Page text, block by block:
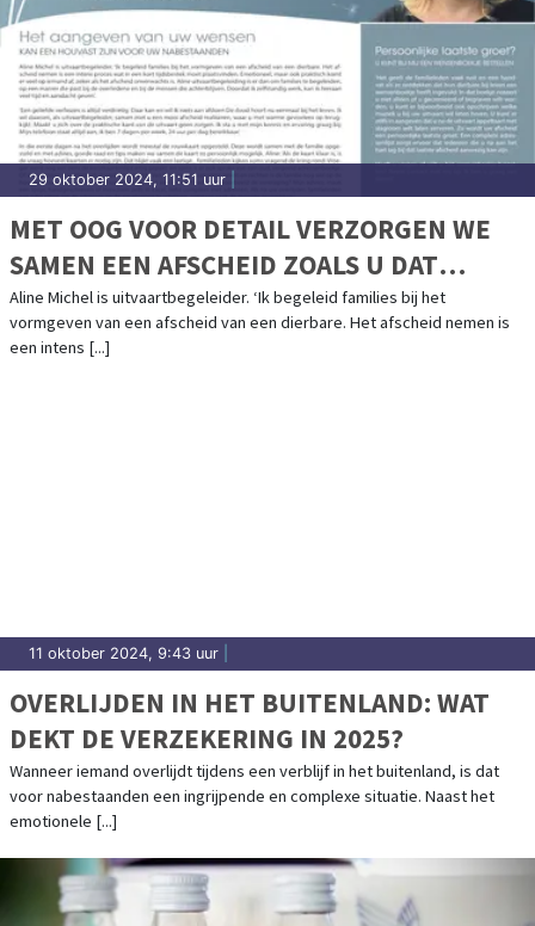
29 oktober 2024, 11:51 uur
MET OOG VOOR DETAIL VERZORGEN WE
SAMEN EEN AFSCHEID ZOALS U DAT
WENST
Aline Michel is uitvaartbegeleider. ‘Ik begeleid families bij het
vormgeven van een afscheid van een dierbare. Het afscheid nemen is
een intens [...]
11 oktober 2024, 9:43 uur
OVERLIJDEN IN HET BUITENLAND: WAT
DEKT DE VERZEKERING IN 2025?
Wanneer iemand overlijdt tijdens een verblijf in het buitenland, is dat
voor nabestaanden een ingrijpende en complexe situatie. Naast het
emotionele [...]